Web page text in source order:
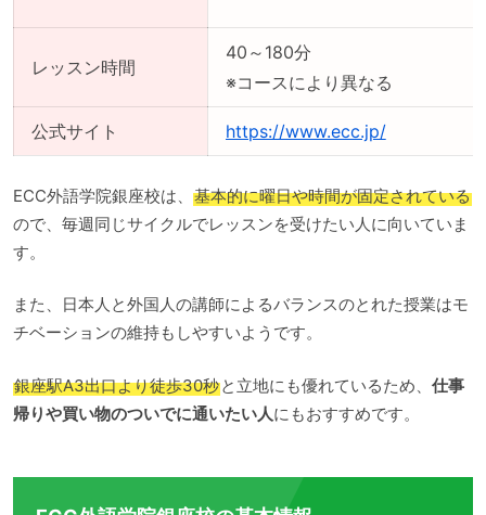
レッスン時間
40～180分
※コースにより異なる
公式サイト https://www.ecc.jp/
ECC外語学院銀座校は、 基本的に曜日や時間が固定されている
ので、毎週同じサイクルでレッスンを受けたい人に向いていま
す。
また、日本人と外国人の講師によるバランスのとれた授業はモ
チベーションの維持もしやすいようです。
銀座駅A3出口より徒歩30秒と立地にも優れているため、 仕事
帰りや買い物のついでに通いたい人にもおすすめです。